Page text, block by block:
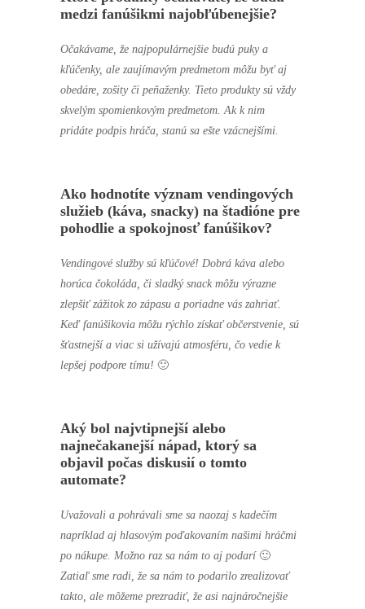
medzi fanúšikmi najobľúbenejšie?
Očakávame, že najpopulárnejšie budú puky a
kľúčenky, ale zaujímavým predmetom môžu byť aj
obedáre, zošity či peňaženky. Tieto produkty sú vždy
skvelým spomienkovým predmetom. Ak k nim
pridáte podpis hráča, stanú sa ešte vzácnejšími.
Ako hodnotíte význam vendingových
služieb (káva, snacky) na štadióne pre
pohodlie a spokojnosť fanúšikov?
Vendingové služby sú kľúčové! Dobrá káva alebo
horúca čokoláda, či sladký snack môžu výrazne
zlepšiť zážitok zo zápasu a poriadne vás zahriať.
Keď fanúšikovia môžu rýchlo získať občerstvenie, sú
šťastnejší a viac si užívajú atmosféru, čo vedie k
lepšej podpore tímu! 🙂
Aký bol najvtipnejší alebo
najnečakanejší nápad, ktorý sa
objavil počas diskusií o tomto
automate?
Uvažovali a pohrávali sme sa naozaj s kadečím
napríklad aj hlasovým poďakovaním našimi hráčmi
po nákupe. Možno raz sa nám to aj podarí 🙂
Zatiaľ sme radi, že sa nám to podarilo zrealizovať
takto, ale môžeme prezradiť, že asi najnáročnejšie